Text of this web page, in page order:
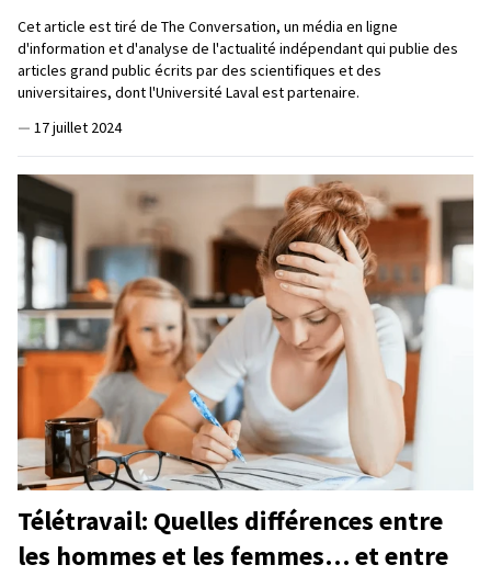
Cet article est tiré de The Conversation, un média en ligne
d'information et d'analyse de l'actualité indépendant qui publie des
articles grand public écrits par des scientifiques et des
universitaires, dont l'Université Laval est partenaire.
— 17 juillet 2024
Télétravail: Quelles différences entre
les hommes et les femmes… et entre